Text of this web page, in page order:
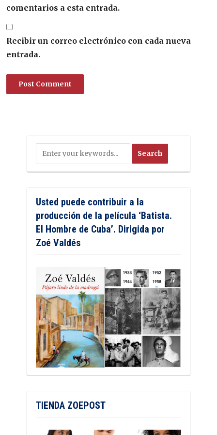
comentarios a esta entrada.
Recibir un correo electrónico con cada nueva
entrada.
Usted puede contribuir a la
producción de la película ‘Batista.
El Hombre de Cuba’. Dirigida por
Zoé Valdés
TIENDA ZOEPOST